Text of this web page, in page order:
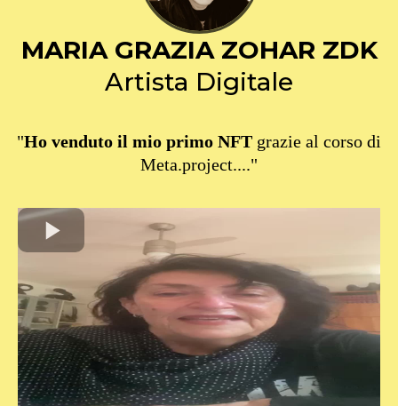
MARIA GRAZIA ZOHAR ZDK
Artista Digitale
"Ho venduto il mio primo NFT grazie al corso di
Meta.project...."